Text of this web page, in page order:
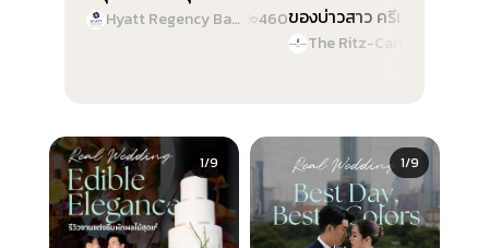
Hyatt Regency Bangkok
Hyatt Regency Bangkok Sukhumvit 460ของบ่าวสาว ครีเอทงานสวย
ทุกดีเทล @ The Ritz-
Slide 1 of 9
1/9
Slide 1 of 9
1/9